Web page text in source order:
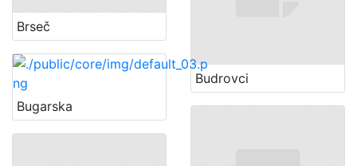
Brseč
Budrovci
Bugarska